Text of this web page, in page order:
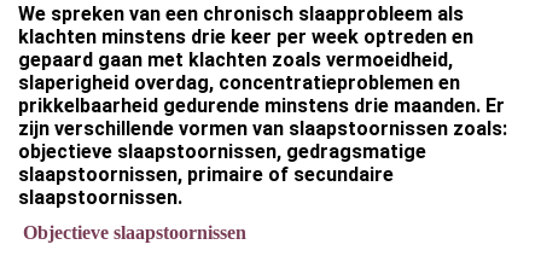
We spreken van een chronisch slaapprobleem als
klachten minstens drie keer per week optreden en
gepaard gaan met klachten zoals vermoeidheid,
slaperigheid overdag, concentratieproblemen en
prikkelbaarheid gedurende minstens drie maanden. Er
zijn verschillende vormen van slaapstoornissen zoals:
objectieve slaapstoornissen, gedragsmatige
slaapstoornissen, primaire of secundaire
slaapstoornissen.
Objectieve slaapstoornissen